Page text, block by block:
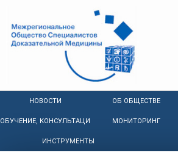
НОВОСТИ ОБ ОБЩЕСТВЕ
ОБУЧЕНИЕ, КОНСУЛЬТАЦИИ МОНИТОРИНГ
ИНСТРУМЕНТЫ